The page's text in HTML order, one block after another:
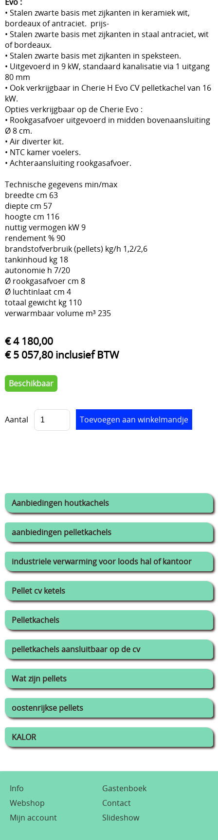
Aanbiedingen houtkachels
aanbiedingen pelletkachels
industriele verwarming voor loods hal of kantoor
Pellet cv ketels
Pelletkachels
pelletkachels aansluitbaar op de cv
Wat zijn pellets
oostenrijkse pellets
KALOR
• Stalen zwarte basis met zijkanten in keramiek wit,
bordeaux of antraciet. prijs-
• Stalen zwarte basis met zijkanten in staal antraciet, wit
of bordeaux.
• Stalen zwarte basis met zijkanten in speksteen.
• Uitgevoerd in 9 kW, standaard kanalisatie via 1 uitgang
80 mm
• Ook verkrijgbaar in Cherie H Evo CV pelletkachel van 16
kW.
Opties verkrijgbaar op de Cherie Evo :
• Rookgasafvoer uitgevoerd in midden bovenaansluiting
Ø 8 cm.
• Air diverter kit.
• NTC kamer voelers.
• Achteraansluiting rookgasafvoer.
Technische gegevens min/max
breedte cm 63
diepte cm 57
hoogte cm 116
nuttig vermogen kW 9
rendement % 90
brandstofverbruik (pellets) kg/h 1,2/2,6
tankinhoud kg 18
autonomie h 7/20
Ø rookgasafvoer cm 8
Ø luchtinlaat cm 4
totaal gewicht kg 110
verwarmbaar volume m³ 235
€ 4 180,00
€ 5 057,80 inclusief BTW
Beschikbaar
Aantal
Info
Gastenboek
Webshop
Contact
Mijn account
Slideshow